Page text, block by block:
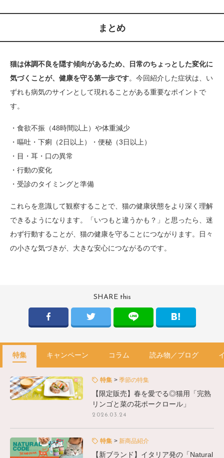
まとめ
猫は体調不良を隠す傾向があるため、日常のちょっとした変化に
気づくことが、健康を守る第一歩です。今回紹介した症状は、い
ずれも病気のサインとして現れることがある重要なポイントで
す。
・食欲不振（48時間以上）や体重減少
・嘔吐・下痢（2日以上）・便秘（3日以上）
・目・耳・口の異常
・行動の変化
・受診のタイミングと準備
これらを意識して観察することで、猫の健康状態をより深く理解
できるようになります。「いつもと違うかも？」と思ったら、迷
わず行動することが、猫の健康を守ることにつながります。日々
の小さな気づきが、大きな安心につながるのです。
SHARE this
特集 キャンペーン コラム 読み物／ブログ
特集 季節の特集
【限定販売】春を愛でる◎猫用「完熟
リンゴと菜の花ポークロール」
2026.03.24
特集 新商品紹介
【新ブランド】イタリア発の「Natural